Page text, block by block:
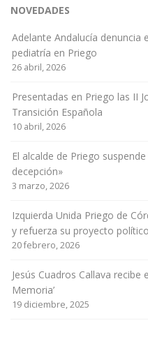
NOVEDADES
Adelante Andalucía denuncia
pediatría en Priego
26 abril, 2026
Presentadas en Priego las II
Transición Española
10 abril, 2026
El alcalde de Priego
decepción»
3 marzo, 2026
Izquierda Unida Priego de
y refuerza su proyecto político
20 febrero, 2026
Jesús Cuadros Callava recibe
Memoria’
19 diciembre, 2025